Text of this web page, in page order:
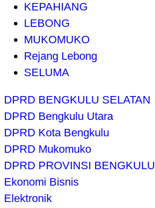
KEPAHIANG
LEBONG
MUKOMUKO
Rejang Lebong
SELUMA
DPRD BENGKULU SELATAN
DPRD Bengkulu Utara
DPRD Kota Bengkulu
DPRD Mukomuko
DPRD PROVINSI BENGKULU
Ekonomi Bisnis
Elektronik